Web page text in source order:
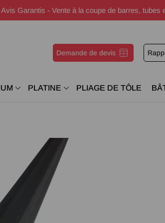
Garantis - Vente à la coupe de barres, tubes
Demande de devis
PLATINE PLIAGE DE TÔLE